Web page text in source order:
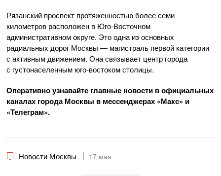
Рязанский проспект протяженностью более семи
километров расположен в Юго-Восточном
административном округе. Это одна из основных
радиальных дорог Москвы — магистраль первой категории
с активным движением. Она связывает центр города
с густонаселенным юго-востоком столицы.
Оперативно узнавайте главные новости в официальных
каналах города Москвы в мессенджерах «Макс» и
«Телеграм».
Новости Москвы 17 мая